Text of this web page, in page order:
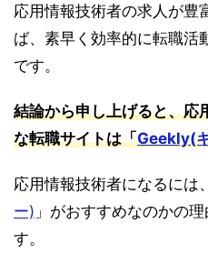
応用情報技術者の求人が豊
ば、素早く効率的に転職活
です。
結論から申し上げると、応
な転職サイトは「Geekly(
応用情報技術者になるには
ー) 」がおすすめなのかの
す。